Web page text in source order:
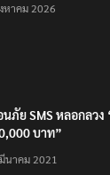
หาคม 2026
นภัย SMS หลอกลว
บาท”
นาคม 2021